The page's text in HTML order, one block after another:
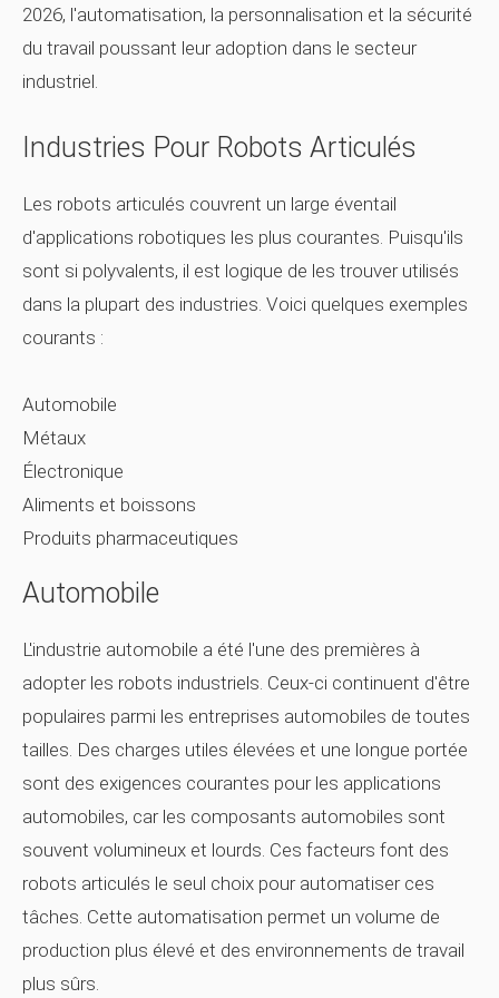
2026, l'automatisation, la personnalisation et la sécurité
du travail poussant leur adoption dans le secteur
industriel.
Industries Pour Robots Articulés
Les robots articulés couvrent un large éventail
d'applications robotiques les plus courantes. Puisqu'ils
sont si polyvalents, il est logique de les trouver utilisés
dans la plupart des industries. Voici quelques exemples
courants :
Automobile
Métaux
Électronique
Aliments et boissons
Produits pharmaceutiques
Automobile
L'industrie automobile a été l'une des premières à
adopter les robots industriels. Ceux-ci continuent d'être
populaires parmi les entreprises automobiles de toutes
tailles. Des charges utiles élevées et une longue portée
sont des exigences courantes pour les applications
automobiles, car les composants automobiles sont
souvent volumineux et lourds. Ces facteurs font des
robots articulés le seul choix pour automatiser ces
tâches. Cette automatisation permet un volume de
production plus élevé et des environnements de travail
plus sûrs.